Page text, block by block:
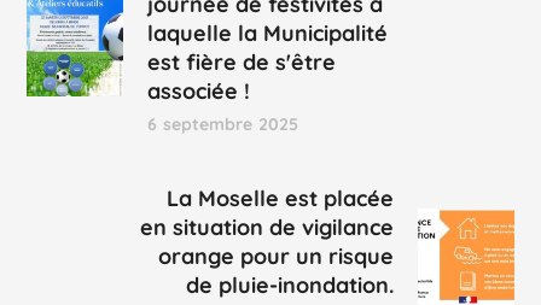
laquelle la Municipalité
est fière de s'être
associée !
6 septembre 2025
La Moselle est placée
en situation de vigilance
orange pour un risque
de pluie-inondation.